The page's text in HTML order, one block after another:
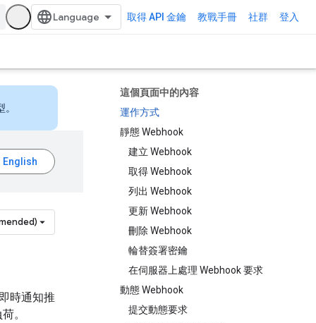
取得 API 金鑰 教戰手冊 社群 登入
這個頁面中的內容
運作方式
靜態 Webhook
建立 Webhook
取得 Webhook
列出 Webhook
更新 Webhook
刪除 Webhook
輪替簽署密鑰
在伺服器上處理 Webhook 要求
動態 Webhook
提交動態要求
時通知推
。